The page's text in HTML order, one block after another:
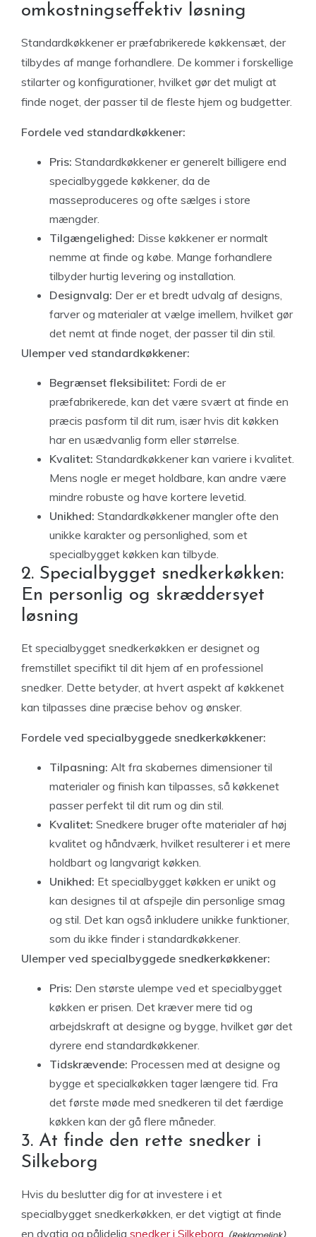
omkostningseffektiv løsning
Standardkøkkener er præfabrikerede køkkensæt, der
tilbydes af mange forhandlere. De kommer i forskellige
stilarter og konfigurationer, hvilket gør det muligt at
finde noget, der passer til de fleste hjem og budgetter.
Fordele ved standardkøkkener:
Pris: Standardkøkkener er generelt billigere end
specialbyggede køkkener, da de
masseproduceres og ofte sælges i store
mængder.
Tilgængelighed: Disse køkkener er normalt
nemme at finde og købe. Mange forhandlere
tilbyder hurtig levering og installation.
Designvalg: Der er et bredt udvalg af designs,
farver og materialer at vælge imellem, hvilket gør
det nemt at finde noget, der passer til din stil.
Ulemper ved standardkøkkener:
Begrænset fleksibilitet: Fordi de er
præfabrikerede, kan det være svært at finde en
præcis pasform til dit rum, især hvis dit køkken
har en usædvanlig form eller størrelse.
Kvalitet: Standardkøkkener kan variere i kvalitet.
Mens nogle er meget holdbare, kan andre være
mindre robuste og have kortere levetid.
Unikhed: Standardkøkkener mangler ofte den
unikke karakter og personlighed, som et
specialbygget køkken kan tilbyde.
2. Specialbygget snedkerkøkken:
En personlig og skræddersyet
løsning
Et specialbygget snedkerkøkken er designet og
fremstillet specifikt til dit hjem af en professionel
snedker. Dette betyder, at hvert aspekt af køkkenet
kan tilpasses dine præcise behov og ønsker.
Fordele ved specialbyggede snedkerkøkkener:
Tilpasning: Alt fra skabernes dimensioner til
materialer og finish kan tilpasses, så køkkenet
passer perfekt til dit rum og din stil.
Kvalitet: Snedkere bruger ofte materialer af høj
kvalitet og håndværk, hvilket resulterer i et mere
holdbart og langvarigt køkken.
Unikhed: Et specialbygget køkken er unikt og
kan designes til at afspejle din personlige smag
og stil. Det kan også inkludere unikke funktioner,
som du ikke finder i standardkøkkener.
Ulemper ved specialbyggede snedkerkøkkener:
Pris: Den største ulempe ved et specialbygget
køkken er prisen. Det kræver mere tid og
arbejdskraft at designe og bygge, hvilket gør det
dyrere end standardkøkkener.
Tidskrævende: Processen med at designe og
bygge et specialkøkken tager længere tid. Fra
det første møde med snedkeren til det færdige
køkken kan der gå flere måneder.
3. At finde den rette snedker i
Silkeborg
Hvis du beslutter dig for at investere i et
specialbygget snedkerkøkken, er det vigtigt at finde
en dygtig og pålidelig snedker i Silkeborg